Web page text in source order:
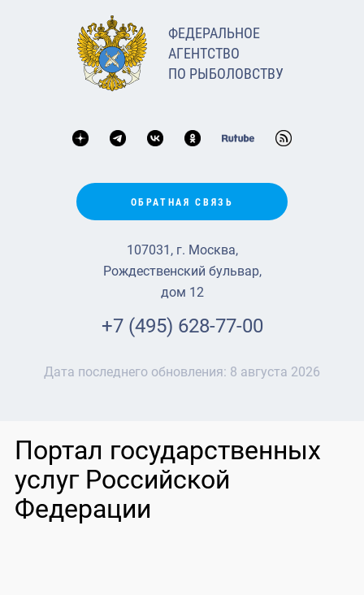
ФЕДЕРАЛЬНОЕ
АГЕНТСТВО
ПО РЫБОЛОВСТВУ
ОБРАТНАЯ СВЯЗЬ
107031, г. Москва,
Рождественский бульвар,
дом 12
+7 (495) 628-77-00
Дата последнего обновления: 8 августа 2026
Портал государственных
услуг Российской
Федерации